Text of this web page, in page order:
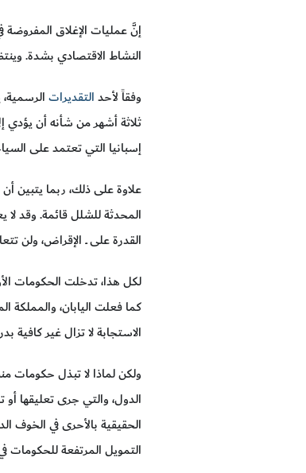
إنَّ عمليات الإغلاق المفروضة
النشاط الاقتصادي بشدة.
وفقاً لأحدالتقديرات
إسبانيا التي تعتمد على
علاوة على ذلك، ربما يتبين
المحدثة للشلل قائمة. وقد لا
القدرة على ــ الإقراض، ولن
لكل هذا، تدخلت الحكومات
الاستجابة لا تزال غير
ولكن لماذا لا تبذل حكومات
الدول، والتي جرى تعليقها
الحقيقية بالأحرى في الخوف
التمويل المرتفعة للحكومات